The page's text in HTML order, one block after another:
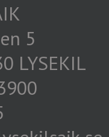
5
LYSEKIL